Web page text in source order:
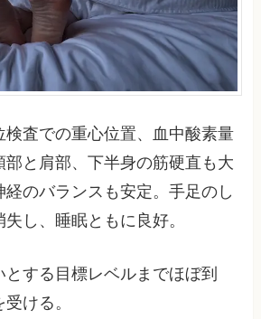
検査での重心位置、血中酸素量
部と肩部、下半身の筋硬直も大
経のバランスも安定。手足のし
し、睡眠ともに良好。
する目標レベルまでほぼ到
ける。